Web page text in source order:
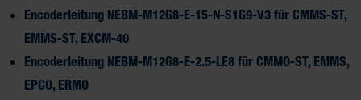
Encoderleitung NEBM-M12G8-E-15-N-S1G9-V3 für CMMS-ST,
EMMS-ST, EXCM-40
Encoderleitung NEBM-M12G8-E-2.5-LE8 für CMMO-ST, EMMS,
EPCO, ERMO